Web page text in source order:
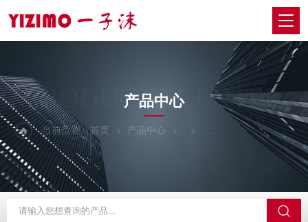
PRODUCTS CENTER
产品中心
当前位置：首页 产品中心 日本EYELA东京理化